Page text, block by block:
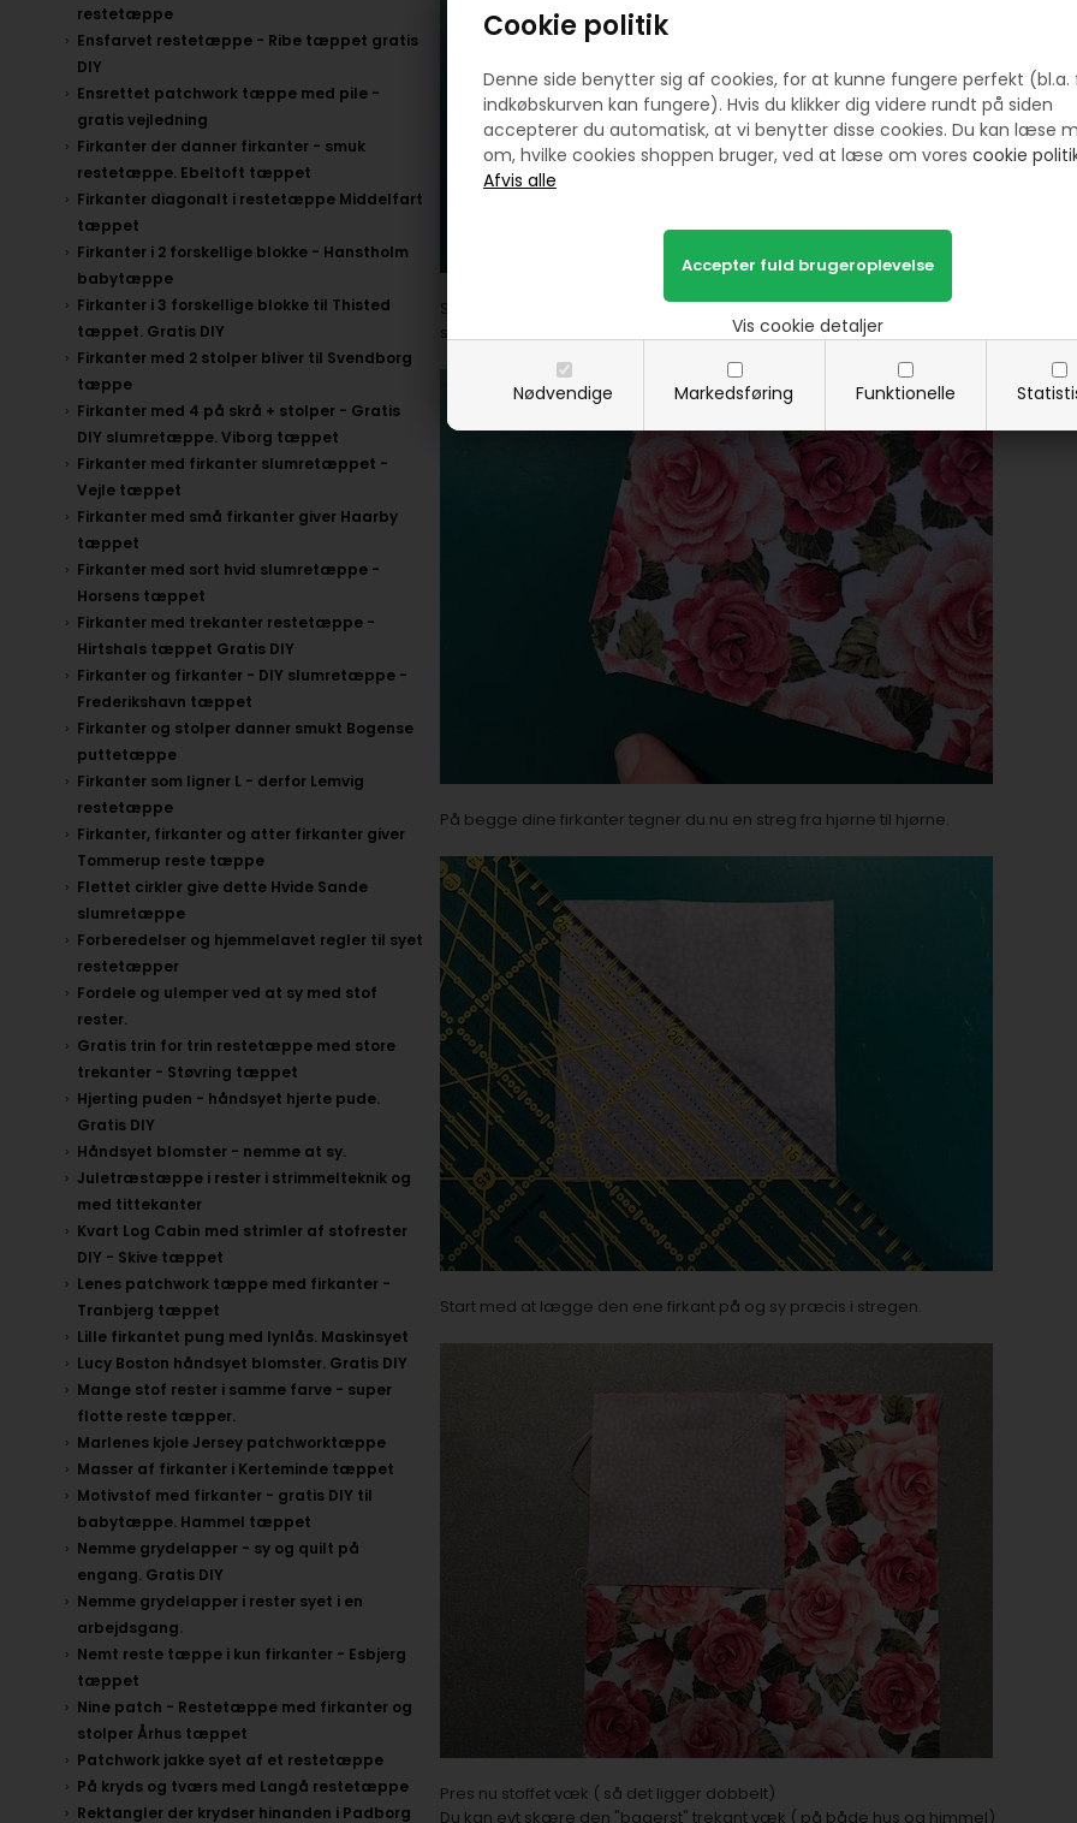
Cookie politik
Denne side benytter sig af cookies, for at kunne fungere perfekt
indkøbskurven kan fungere). Hvis du klikker dig videre rundt på siden
accepterer du automatisk, at vi benytter disse cookies. Du kan læse
om, hvilke cookies shoppen bruger, ved at læse om vores cookie
Nødvendige Markedsføring Funktionelle
Vis cookie detaljer
restetæppe
Ensfarvet restetæppe - Ribe tæppet gratis
DIY
Ensrettet patchwork tæppe med pile -
gratis vejledning
Firkanter der danner firkanter - smuk
restetæppe. Ebeltoft tæppet
Firkanter diagonalt i restetæppe Middelfart
tæppet
Firkanter i 2 forskellige blokke - Hanstholm
babytæppe
Firkanter i 3 forskellige blokke til Thisted
tæppet. Gratis DIY
Firkanter med 2 stolper bliver til Svendborg
tæppe
Firkanter med 4 på skrå + stolper - Gratis
DIY slumretæppe. Viborg tæppet
Firkanter med firkanter slumretæppet -
Vejle tæppet
Firkanter med små firkanter giver Haarby
tæppet
Firkanter med sort hvid slumretæppe -
Horsens tæppet
Firkanter med trekanter restetæppe -
Hirtshals tæppet Gratis DIY
Firkanter og firkanter - DIY slumretæppe -
Frederikshavn tæppet
Firkanter og stolper danner smukt Bogense
puttetæppe
Firkanter som ligner L - derfor Lemvig
restetæppe
Firkanter, firkanter og atter firkanter giver
Tommerup reste tæppe
Flettet cirkler give dette Hvide Sande
slumretæppe
Forberedelser og hjemmelavet regler til syet
restetæpper
Fordele og ulemper ved at sy med stof
rester.
Gratis trin for trin restetæppe med store
trekanter - Støvring tæppet
Hjerting puden - håndsyet hjerte pude.
Gratis DIY
Håndsyet blomster - nemme at sy.
Juletræstæppe i rester i strimmelteknik og
med tittekanter
Kvart Log Cabin med strimler af stofrester
DIY - Skive tæppet
Lenes patchwork tæppe med firkanter -
Tranbjerg tæppet
Lille firkantet pung med lynlås. Maskinsyet
Lucy Boston håndsyet blomster. Gratis DIY
Mange stof rester i samme farve - super
flotte reste tæpper.
Marlenes kjole Jersey patchworktæppe
Masser af firkanter i Kerteminde tæppet
Motivstof med firkanter - gratis DIY til
babytæppe. Hammel tæppet
Nemme grydelapper - sy og quilt på
engang. Gratis DIY
Nemme grydelapper i rester syet i en
arbejdsgang.
Nemt reste tæppe i kun firkanter - Esbjerg
tæppet
Nine patch - Restetæppe med firkanter og
stolper Århus tæppet
Patchwork jakke syet af et restetæppe
På kryds og tværs med Langå restetæppe
Rektangler der krydser hinanden i Padborg
Skulle der nu mangle lidt i det ene hjørne bliver det jo gemt "under himmel",
så derfor kan dette stykke stof nemt bruges.
På begge dine firkanter tegner du nu en streg fra hjørne til hjørne.
Start med at lægge den ene firkant på og sy præcis i stregen.
Pres nu stoffet væk ( så det ligger dobbelt)
Du kan evt skære den "bagerst" trekant væk ( på både hus og himmel)